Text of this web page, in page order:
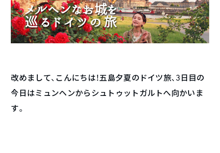
改めまして、こんにちは！五島夕夏のドイツ旅、3日目の
今日はミュンヘンからシュトゥットガルトへ向かいま
す。